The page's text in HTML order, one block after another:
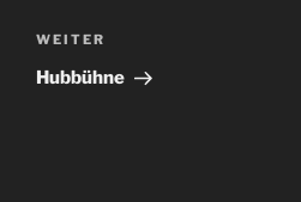
Nächster
Beitrag
WEITER
Hubbühne